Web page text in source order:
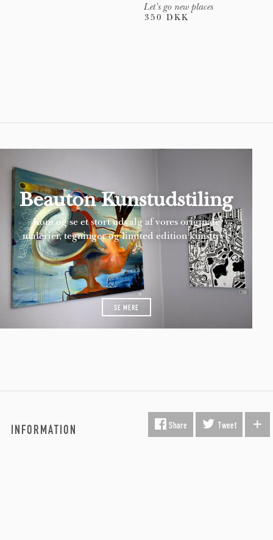
Let’s go new places
350 DKK
Beauton Kunstudstiling
Kom og se et stort udvalg af vores originale
malerier, tegninger og limited edition kunsttryk
SE MERE
INFORMATION Share Tweet